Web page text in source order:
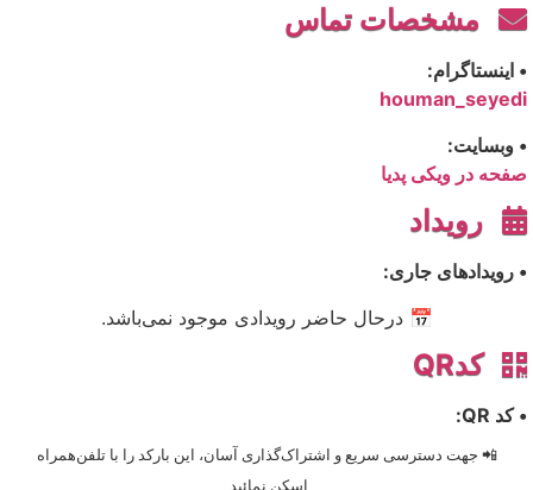
مشخصات تماس
• اینستاگرام:
houman_seyedi
• وبسایت:
صفحه در ویکی پدیا
رویداد
• رویدادهای جاری:
📅 درحال حاضر رویدادی موجود نمی‌باشد.
کدQR
• کد QR:
📲 جهت دسترسی سریع و اشتراک‌گذاری آسان، این بارکد را با تلفن‌همراه
اسکن نمائید.